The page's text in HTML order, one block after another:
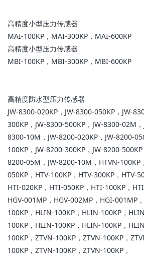
高精度小型压力传感器
MAI-100KP，MAI-300KP，MAI-600KP
高精度小型压力传感器
MBI-100KP，MBI-300KP，MBI-600KP
高精度防水型压力传感器
JW-8300-020KP，JW-8300-050KP，JW-
300KP，JW-8300-500KP，JW-8300-02M
8300-10M，JW-8200-020KP，JW-8200-
100KP，JW-8200-300KP，JW-8200-
8200-05M，JW-8200-10M，HTVN-100KP
050KP，HTV-100KP，HTV-300KP，HTV-
HTI-020KP，HTI-050KP，HTI-100KP，
HGV-001MP，HGV-002MP，HGI-001MP
100KP，HLIN-100KP，HLIN-100KP，
100KP，HLIN-100KP，HLIN-100KP，
100KP，ZTVN-100KP，ZTVN-100KP，
100KP，ZTVN-100KP，ZTVN-100KP，